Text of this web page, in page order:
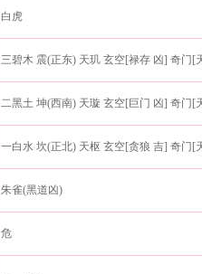
白虎
三碧木 震(正东) 天玑 玄空[禄存 凶] 奇门[
二黑土 坤(西南) 天璇 玄空[巨门 凶] 奇门[
一白水 坎(正北) 天枢 玄空[贪狼 吉] 奇门[
朱雀(黑道凶)
危